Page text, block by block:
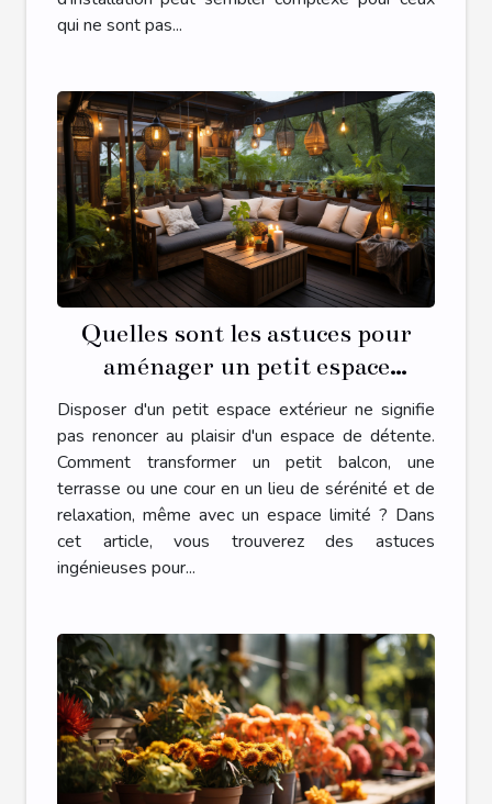
qui ne sont pas...
Quelles sont les astuces pour
aménager un petit espace
extérieur en une oasis de détente
?
Disposer d'un petit espace extérieur ne signifie
pas renoncer au plaisir d'un espace de détente.
Comment transformer un petit balcon, une
terrasse ou une cour en un lieu de sérénité et de
relaxation, même avec un espace limité ? Dans
cet article, vous trouverez des astuces
ingénieuses pour...